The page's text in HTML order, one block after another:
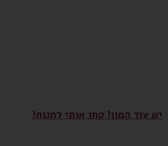
יש עוד המון! קחו אותי לחנות!